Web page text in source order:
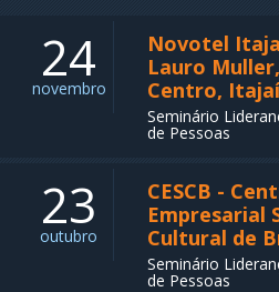
24
novembro
Novotel
Lauro
Centro,
Seminário
de Pessoas
23
outubro
CESCB -
Empresarial
Cultural de
Seminário
de Pessoas